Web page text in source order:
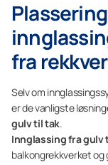
fra
Selv om
er de vanligste
gulv til tak.
Innglassing fra gulv
balkongrekkverket og